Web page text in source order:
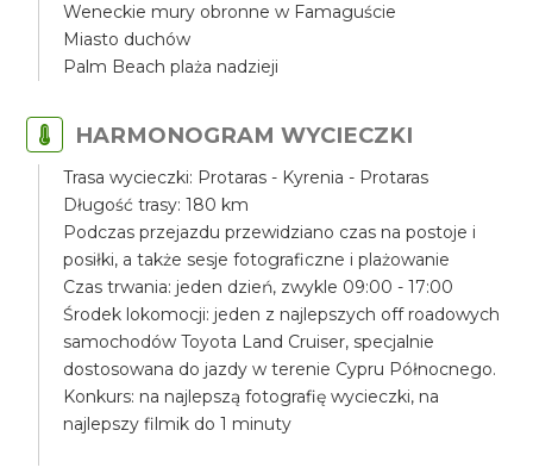
Weneckie mury obronne w Famaguście
Miasto duchów
Palm Beach plaża nadzieji
HARMONOGRAM WYCIECZKI
Trasa wycieczki: Protaras - Kyrenia - Protaras
Długość trasy: 180 km
Podczas przejazdu przewidziano czas na postoje i
posiłki, a także sesje fotograficzne i plażowanie
Czas trwania: jeden dzień, zwykle 09:00 - 17:00
Środek lokomocji: jeden z najlepszych off roadowych
samochodów Toyota Land Cruiser, specjalnie
dostosowana do jazdy w terenie Cypru Północnego.
Konkurs: na najlepszą fotografię wycieczki, na
najlepszy filmik do 1 minuty